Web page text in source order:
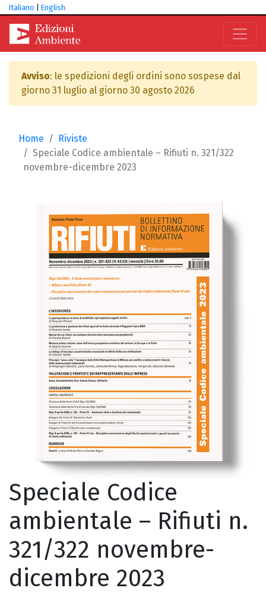
Italiano English
Avviso: le spedizioni degli ordini sono sospese dal
giorno 31 luglio al giorno 30 agosto 2026
Home
Riviste
Speciale Codice ambientale – Rifiuti n. 321/322
novembre-dicembre 2023
Speciale Codice
ambientale – Rifiuti n.
321/322 novembre-
dicembre 2023